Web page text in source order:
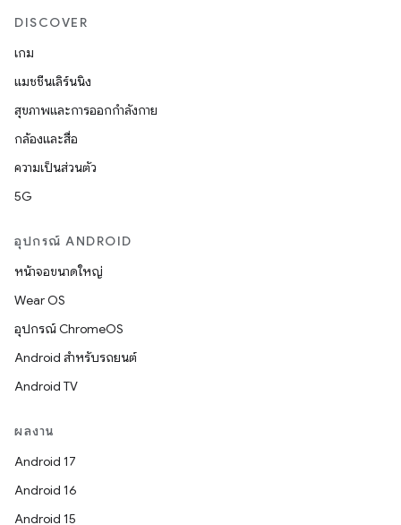
DISCOVER
เกม
แมชชีนเลิร์นนิง
สุขภาพและการออกกำลังกาย
กล้องและสื่อ
ความเป็นส่วนตัว
5G
อุปกรณ์ ANDROID
หน้าจอขนาดใหญ่
Wear OS
อุปกรณ์ ChromeOS
Android สำหรับรถยนต์
Android TV
ผลงาน
Android 17
Android 16
Android 15